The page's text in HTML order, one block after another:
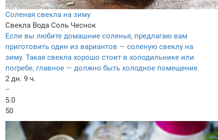
Соленая свекла на зиму
Свекла Вода Соль Чеснок
Если вы любите домашние соленья, предлагаю вам
приготовить один из вариантов — соленую свеклу на
зиму. Такая свекла хорошо стоит в холодильнике или
погребе, главное — должно быть холодное помещение.
2 дн. 9 ч.
–
5.0
50